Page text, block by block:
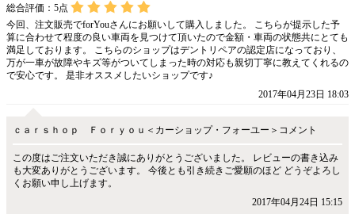
総合評価： 5点
今回、注文販売でforYouさんにお願いして購入しました。 こちらが提示した予
算に合わせて程度の良い車両を見つけて頂いたので金額・車両の状態共にとても
満足しております。 こちらのショップはデントリペアの認定店になっており、
万が一車が故障やキズ等がついてしまった時の対応も親切丁寧に教えてくれるの
で安心です。 是非オススメしたいショップです♪
2017年04月23日 18:03
ｃａｒｓｈｏｐ Ｆｏｒｙｏｕ＜カーショップ・フォーユー＞コメント
この度はご注文いただき誠にありがとうございました。 レビューの書き込み
も大変ありがとうございます。 今後とも引き続きご愛願のほど どうぞよろし
くお願い申し上げます。
2017年04月24日 15:15